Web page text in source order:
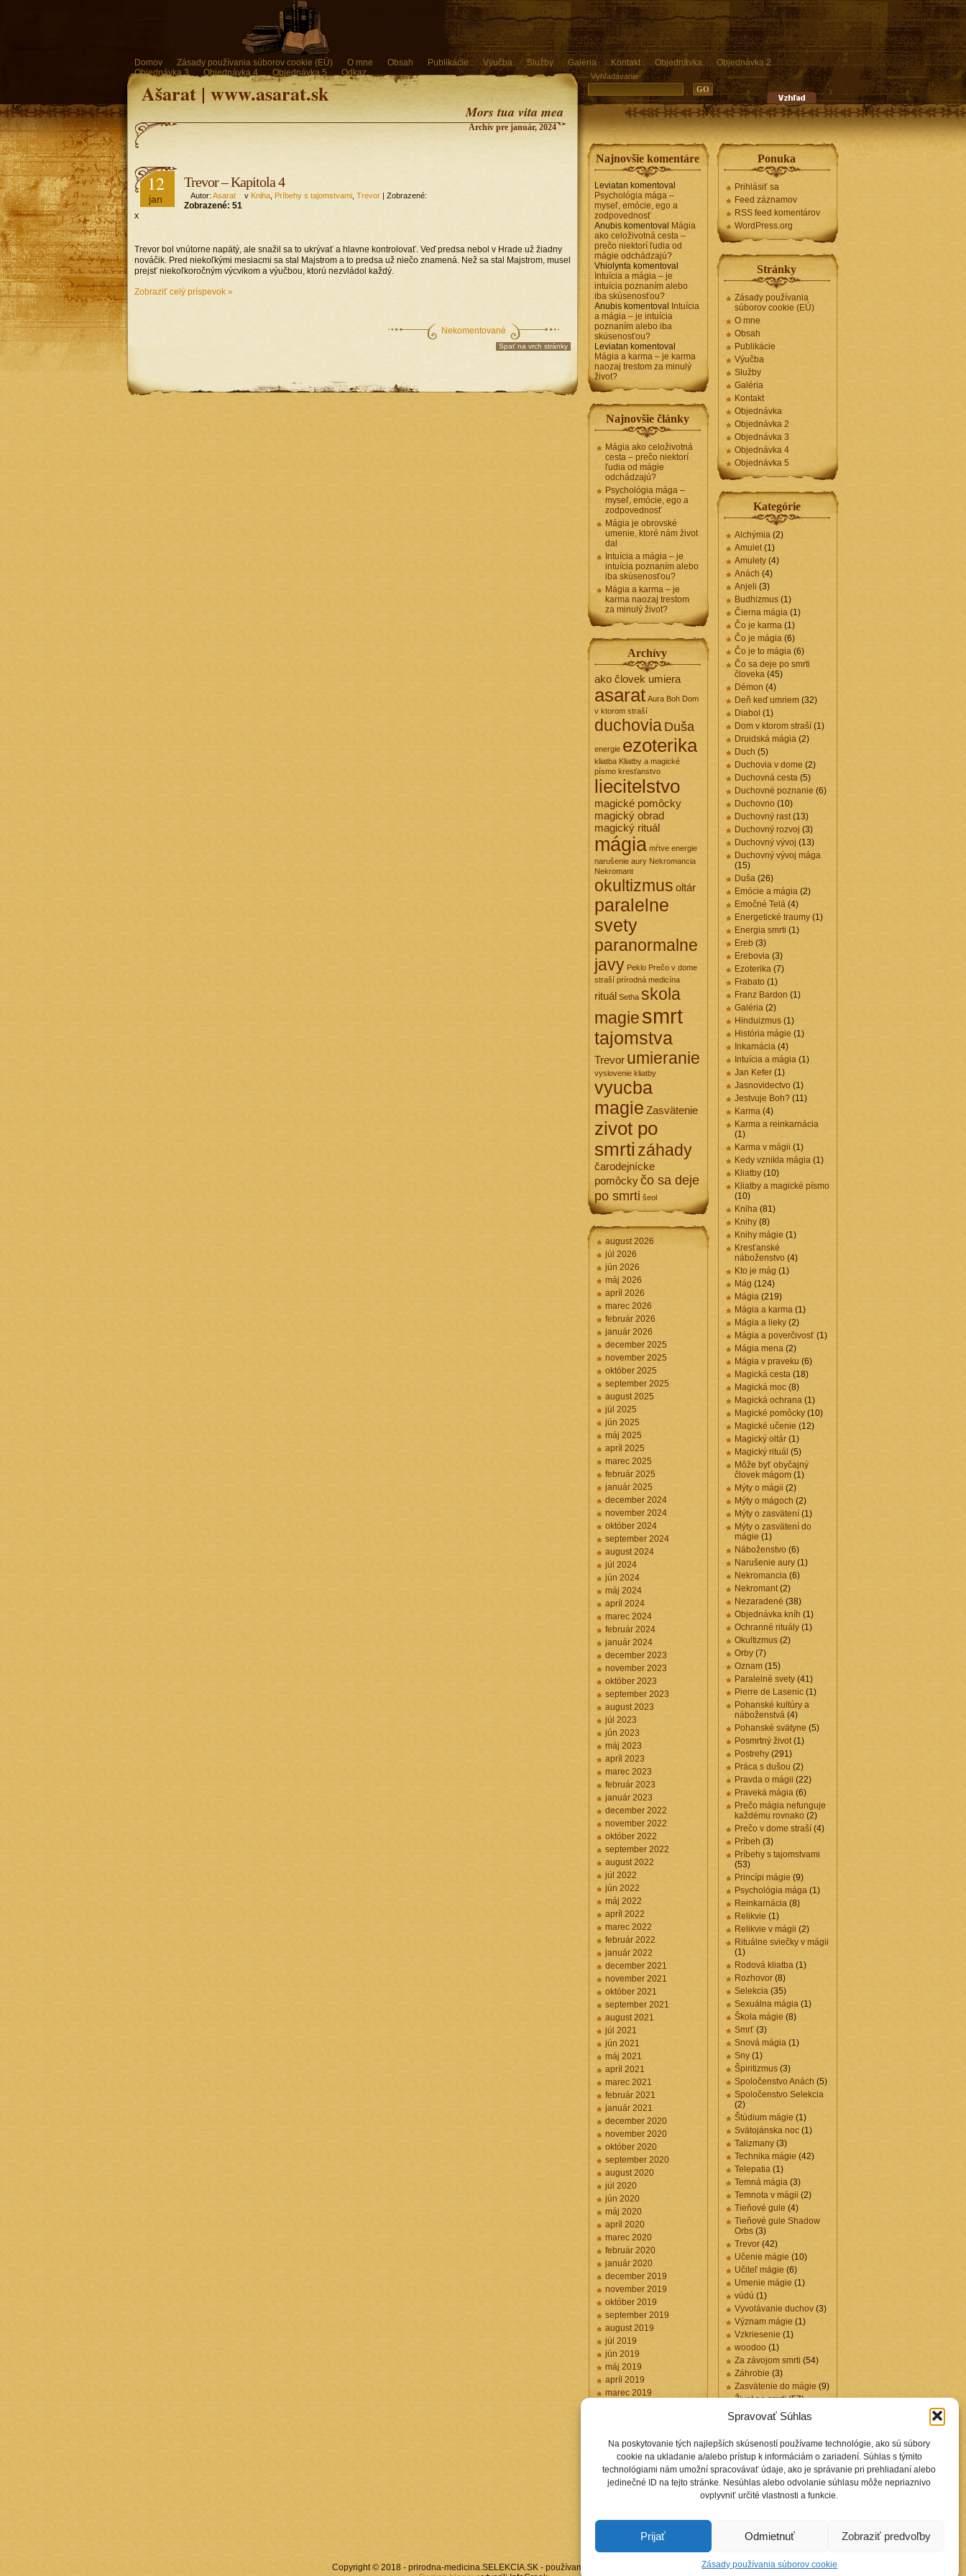
Spravovať Súhlas
Na poskytovanie tých najlepších skúseností používame technológie, ako sú súbory
cookie na ukladanie a/alebo prístup k informáciám o zariadení. Súhlas s týmito
technológiami nám umožní spracovávať údaje, ako je správanie pri prehliadaní alebo
jedinečné ID na tejto stránke. Nesúhlas alebo odvolanie súhlasu môže nepriaznivo
ovplyvniť určité vlastnosti a funkcie.
Prijať Odmietnuť Zobraziť predvoľby
Zásady používania súborov cookie
Domov Zásady používania súborov cookie (EÚ) O mne Obsah Publikácie Výučba Služby Galéria Kontakt Objednávka
Objednávka 2
Objednávka 3
Objednávka 4 Objednávka 5 Odkaz
Ašarat | www.asarat.sk
Mors tua vita mea
Vyhľadávanie
Archív pre január, 2024
12
jan
Trevor – Kapitola 4
Autor: Asarat v Kniha Príbehy s tajomstvami Trevor | Zobrazené:
Zobrazené: 51
x
Trevor bol vnútorne napätý, ale snažil sa to ukrývať a hlavne kontrolovať. Veď predsa nebol v Hrade už žiadny
nováčik. Pred niekoľkými mesiacmi sa stal Majstrom a to predsa už niečo znamená. Než sa stal Majstrom, musel
prejsť niekoľkoročným výcvikom a výučbou, ktorú nezvládol každý.
Zobraziť celý príspevok »
Nekomentované
Spať na vrch stránky
Najnovšie komentáre
Leviatan komentoval
Psychológia mága –
myseľ, emócie, ego a
zodpovednosť
Anubis komentoval Mágia
ako celoživotná cesta –
prečo niektorí ľudia od
mágie odchádzajú?
Vhiolynta komentoval
Intuícia a mágia – je
intuícia poznaním alebo
iba skúsenosťou?
Anubis komentoval
Intuícia
a mágia – je intuícia
poznaním alebo iba
skúsenosťou?
Leviatan komentoval
Mágia a karma – je karma
naozaj trestom za minulý
život?
Najnovšie články
Mágia ako celoživotná
cesta – prečo niektorí
ľudia od mágie
odchádzajú?
Psychológia mága –
myseľ, emócie, ego a
zodpovednosť
Mágia je obrovské
umenie, ktoré nám život
dal
Intuícia a mágia – je
intuícia poznaním alebo
iba skúsenosťou?
Mágia a karma – je
karma naozaj trestom
za minulý život?
Archívy
ako človek umiera
asarat Aura Boh Dom
v ktorom straší
duchoviaDuša
energie ezoterika
kliatba Kliatby a magické
písmo kresťanstvo
liecitelstvo
magické pomôcky
magický obrad
magický rituál
mágia mŕtve energie
narušenie aury Nekromancia
Nekromant
okultizmus oltár
paralelne
svety
paranormalne
javy Peklo Prečo v dome
straší prírodná medicína
rituál Setha skola
magiesmrt
tajomstva
Trevor umieranie
vyslovenie kliatby
vyucba
magie Zasvätenie
zivot po
smrti záhady
čarodejnícke
pomôckyčo sa deje
po smrti šeol
august 2026
júl 2026
jún 2026
máj 2026
apríl 2026
marec 2026
február 2026
január 2026
december 2025
november 2025
október 2025
september 2025
august 2025
júl 2025
jún 2025
máj 2025
apríl 2025
marec 2025
február 2025
január 2025
december 2024
november 2024
október 2024
september 2024
august 2024
júl 2024
jún 2024
máj 2024
apríl 2024
marec 2024
február 2024
január 2024
december 2023
november 2023
október 2023
september 2023
august 2023
júl 2023
jún 2023
máj 2023
apríl 2023
marec 2023
február 2023
január 2023
december 2022
november 2022
október 2022
september 2022
august 2022
júl 2022
jún 2022
máj 2022
apríl 2022
marec 2022
február 2022
január 2022
december 2021
november 2021
október 2021
september 2021
august 2021
júl 2021
jún 2021
máj 2021
apríl 2021
marec 2021
február 2021
január 2021
december 2020
november 2020
október 2020
september 2020
august 2020
júl 2020
jún 2020
máj 2020
apríl 2020
marec 2020
február 2020
január 2020
december 2019
november 2019
október 2019
september 2019
august 2019
júl 2019
jún 2019
máj 2019
apríl 2019
marec 2019
Ponuka
Prihlásiť sa
Feed záznamov
RSS feed komentárov
WordPress.org
Stránky
Zásady používania
súborov cookie (EÚ)
O mne
Obsah
Publikácie
Výučba
Služby
Galéria
Kontakt
Objednávka
Objednávka 2
Objednávka 3
Objednávka 4
Objednávka 5
Kategórie
Alchýmia (2)
Amulet(1)
Amulety (4)
Anách (4)
Anjeli (3)
Budhizmus (1)
Čierna mágia (1)
Čo je karma (1)
Čo je mágia (6)
Čo je to mágia (6)
Čo sa deje po smrti
človeka (45)
Démon (4)
Deň keď umriem (32)
Diabol (1)
Dom v ktorom straší (1)
Druidská mágia (2)
Duch (5)
Duchovia v dome (2)
Duchovná cesta (5)
Duchovné poznanie (6)
Duchovno (10)
Duchovný rast(13)
Duchovný rozvoj (3)
Duchovný vývoj (13)
Duchovný vývoj mága
(15)
Duša (26)
Emócie a mágia (2)
Emočné Telá (4)
Energetické traumy (1)
Energia smrti (1)
Ereb (3)
Erebovia (3)
Ezoterika (7)
Frabato (1)
Franz Bardon (1)
Galéria (2)
Hinduizmus (1)
História mágie (1)
Inkarnácia (4)
Intuícia a mágia (1)
Jan Kefer (1)
Jasnovidectvo (1)
Jestvuje Boh? (11)
Karma (4)
Karma a reinkarnácia
(1)
Karma v mágii (1)
Kedy vznikla mágia (1)
Kliatby (10)
Kliatby a magické písmo
(10)
Kniha (81)
Knihy (8)
Knihy mágie (1)
Kresťanské
náboženstvo (4)
Kto je mág (1)
Mág (124)
Mágia (219)
Mágia a karma (1)
Mágia a lieky (2)
Mágia a poverčivosť (1)
Mágia mena (2)
Mágia v praveku (6)
Magická cesta (18)
Magická moc (8)
Magická ochrana (1)
Magické pomôcky (10)
Magické učenie (12)
Magický oltár (1)
Magický rituál (5)
Môže byť obyčajný
človek mágom (1)
Mýty o mágii (2)
Mýty o mágoch (2)
Mýty o zasvätení (1)
Mýty o zasvätení do
mágie (1)
Náboženstvo (6)
Narušenie aury (1)
Nekromancia (6)
Nekromant(2)
Nezaradené (38)
Objednávka kníh (1)
Ochranné rituály (1)
Okultizmus (2)
Orby (7)
Oznam (15)
Paralelné svety (41)
Pierre de Lasenic (1)
Pohanské kultúry a
náboženstvá (4)
Pohanské svätyne (5)
Posmrtný život(1)
Postrehy (291)
Práca s dušou (2)
Pravda o mágii (22)
Praveká mágia (6)
Prečo mágia nefunguje
každému rovnako (2)
Prečo v dome straší (4)
Príbeh (3)
Príbehy s tajomstvami
(53)
Princípi mágie (9)
Psychológia mága (1)
Reinkarnácia (8)
Relikvie (1)
Relikvie v mágii (2)
Rituálne sviečky v mágii
(1)
Rodová kliatba (1)
Rozhovor (8)
Selekcia (35)
Sexuálna mágia (1)
Škola mágie (8)
Smrť (3)
Snová mágia (1)
Sny (1)
Špiritizmus (3)
Spoločenstvo Anách (5)
Spoločenstvo Selekcia
(2)
Štúdium mágie (1)
Svätojánska noc (1)
Talizmany (3)
Technika mágie (42)
Telepatia (1)
Temná mágia (3)
Temnota v mágii (2)
Tieňové gule (4)
Tieňové gule Shadow
Orbs (3)
Trevor (42)
Učenie mágie (10)
Učiteľ mágie (6)
Umenie mágie (1)
vúdú (1)
Vyvolávanie duchov (3)
Význam mágie (1)
Vzkriesenie (1)
woodoo (1)
Za závojom smrti (54)
Záhrobie (3)
Zasvätenie do mágie (9)
Život po smrti(57)
Zmysel života(1)
Záložky
Blogy.selekcia.sk
Osobný odkaz mňa
medicina.selekcia.sk
Copyright © 2018 - prirodna-medicina.SELEKCIA.SK - používame